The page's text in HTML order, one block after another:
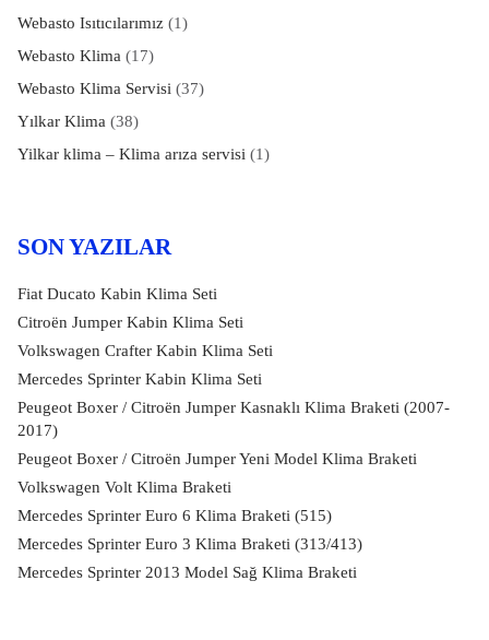
Webasto Isıtıcılarımız(1)
Webasto Klima (17)
Webasto Klima Servisi (37)
Yılkar Klima (38)
Yilkar klima – Klima arıza servisi (1)
SON YAZILAR
Fiat Ducato Kabin Klima Seti
Citroën Jumper Kabin Klima Seti
Volkswagen Crafter Kabin Klima Seti
Mercedes Sprinter Kabin Klima Seti
Peugeot Boxer / Citroën Jumper Kasnaklı Klima Braketi (2007-
2017)
Peugeot Boxer / Citroën Jumper Yeni Model Klima Braketi
Volkswagen Volt Klima Braketi
Mercedes Sprinter Euro 6 Klima Braketi (515)
Mercedes Sprinter Euro 3 Klima Braketi (313/413)
Mercedes Sprinter 2013 Model Sağ Klima Braketi